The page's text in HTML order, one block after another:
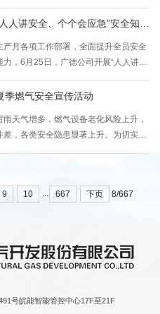
压力、气源成本波动等共性难题，三方
践行新时代党员担当”主题党日活动。
历史图文资料和场景复原，全面了解立
义等重大革命历史，一个个革命先烈、
迹，让全体党员直观感受到大别山精神
产月各项工作部署，全面提升全员安全
，6月25日，广德公司开展“人人讲安
积极响应、踊跃参与。本次竞赛设置
律法规、燃气操作规范、风险隐患排
处置等核心知识点，全方位检验员工安
实操认知。竞赛现场氛围热烈有序，参
季燃气安全宣传活动
雨天气增多，燃气设备老化风险上升，
，各类安全隐患显著上升。为切实防
，工作人员向往来居民发放安全用气宣
9 10 ... 667 下页 8/667
号皖能智能管控中心17F至21F